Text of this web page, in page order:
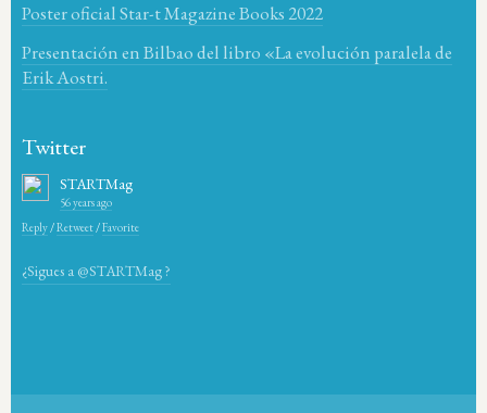
Poster oficial Star-t Magazine Books 2022
Presentación en Bilbao del libro «La evolución paralela de
Erik Aostri.
Twitter
STARTMag
56 years ago
Reply /Retweet /Favorite
¿Sigues a @STARTMag ?